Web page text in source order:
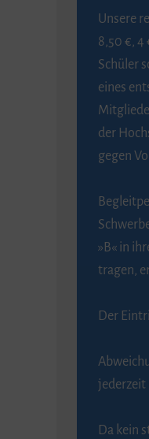
Unsere
8,50 €, 4
Schüler
eines
der
gegen
»B« in
tragen,
Der
jederzeit
Da kein